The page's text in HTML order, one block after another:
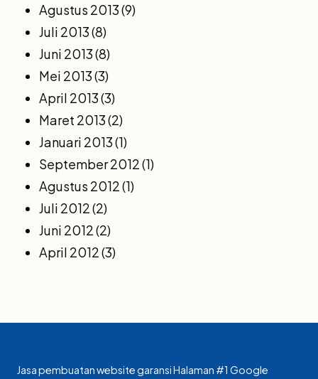
Agustus 2013(9)
Juli 2013(8)
Juni 2013(8)
Mei 2013(3)
April 2013(3)
Maret 2013(2)
Januari 2013(1)
September 2012(1)
Agustus 2012(1)
Juli 2012(2)
Juni 2012(2)
April 2012(3)
Jasa pembuatan website garansi Halaman #1 Google